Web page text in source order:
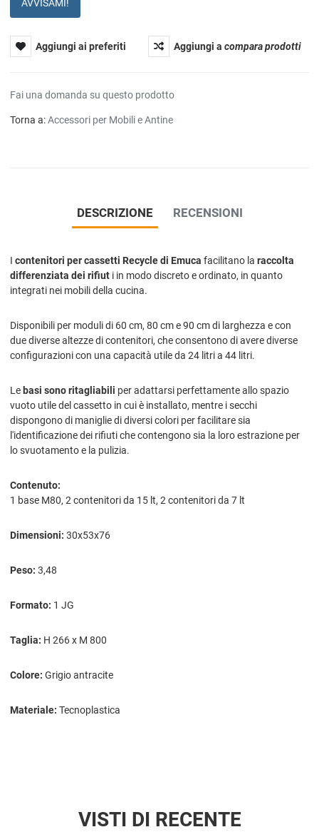
AVVISAMI!
Aggiungi ai preferiti Aggiungi acompara prodotti
Fai una domanda su questo prodotto
Torna a:Accessori per Mobili e Antine
DESCRIZIONE RECENSIONI
I contenitori per cassetti Recycle di Emuca facilitano la raccolta
differenziata dei rifiut i in modo discreto e ordinato, in quanto
integrati nei mobili della cucina.
Disponibili per moduli di 60 cm, 80 cm e 90 cm di larghezza e con
due diverse altezze di contenitori, che consentono di avere diverse
configurazioni con una capacità utile da 24 litri a 44 litri.
Le basi sono ritagliabili per adattarsi perfettamente allo spazio
vuoto utile del cassetto in cui è installato, mentre i secchi
dispongono di maniglie di diversi colori per facilitare sia
l'identificazione dei rifiuti che contengono sia la loro estrazione per
lo svuotamento e la pulizia.
Contenuto:
1 base M80, 2 contenitori da 15 lt, 2 contenitori da 7 lt
Dimensioni: 30x53x76
Peso: 3,48
Formato: 1 JG
Taglia: H 266 x M 800
Colore: Grigio antracite
Materiale: Tecnoplastica
VISTI DI RECENTE